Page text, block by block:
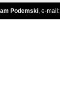
Podemski, e-mail: